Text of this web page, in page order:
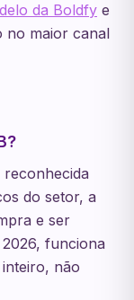
da Boldfy e
no maior canal
reconhecida
do setor, a
e ser
funciona
não